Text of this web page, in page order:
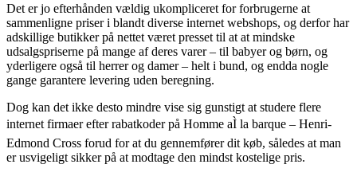
Det er jo efterhånden vældig ukompliceret for forbrugerne at
sammenligne priser i blandt diverse internet webshops, og derfor har
adskillige butikker på nettet været presset til at at mindske
udsalgspriserne på mange af deres varer – til babyer og børn, og
yderligere også til herrer og damer – helt i bund, og endda nogle
gange garantere levering uden beregning.
Dog kan det ikke desto mindre vise sig gunstigt at studere flere
internet firmaer efter rabatkoder på Homme aÌ la barque – Henri-
Edmond Cross forud for at du gennemfører dit køb, således at man
er usvigeligt sikker på at modtage den mindst kostelige pris.